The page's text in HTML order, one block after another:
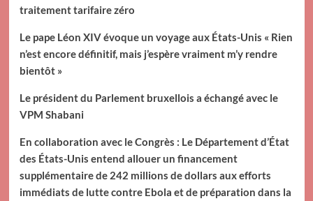
traitement tarifaire zéro
Le pape Léon XIV évoque un voyage aux États-Unis « Rien
n’est encore définitif, mais j’espère vraiment m’y rendre
bientôt »
Le président du Parlement bruxellois a échangé avec le
VPM Shabani
En collaboration avec le Congrès : Le Département d’État
des États-Unis entend allouer un financement
supplémentaire de 242 millions de dollars aux efforts
immédiats de lutte contre Ebola et de préparation dans la